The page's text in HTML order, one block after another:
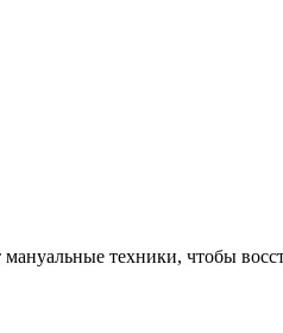
техники, чтобы